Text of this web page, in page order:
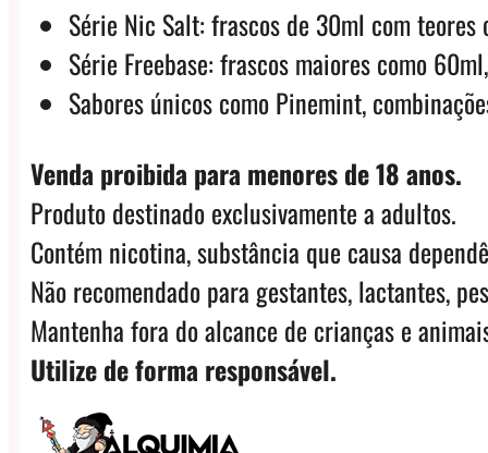
Série Nic Salt: frascos de 30ml com
Série Freebase: frascos maiores como
Sabores únicos como Pinemint,
Venda proibida para menores de 18 anos.
Produto destinado exclusivamente a adultos.
Contém nicotina, substância que causa
Não recomendado para gestantes, lactantes,
Mantenha fora do alcance de crianças e
Utilize de forma responsável.